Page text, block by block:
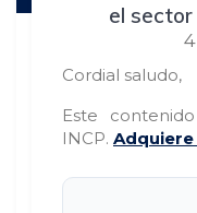
el sector
Cordial saludo,
Este
INCP.